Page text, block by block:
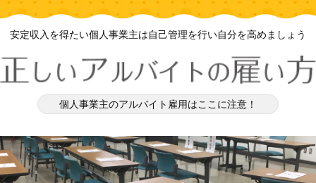
安定収入を得たい個人事業主は自己管理を行い自分を高めましょう
個人事業主のアルバイト雇用はここに注意！